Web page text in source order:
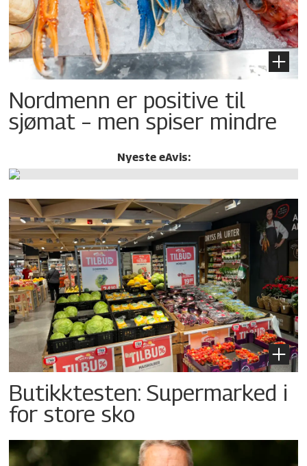
Nordmenn er positive til
sjømat – men spiser mindre
Nyeste eAvis:
Butikktesten: Supermarked i
for store sko